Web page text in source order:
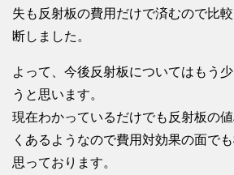
失も反射板の費用だけで済むので比
断しました。
よって、今後反射板についてはもう
うと思います。
現在わかっているだけでも反射板の
くあるようなので費用対効果の面で
思っております。